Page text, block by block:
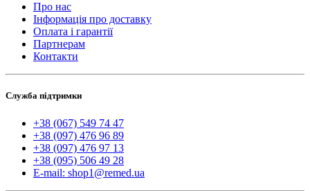
Про нас
Інформація про доставку
Оплата і гарантії
Партнерам
Контакти
Служба підтримки
+38 (067) 549 74 47
+38 (097) 476 96 89
+38 (097) 476 97 13
+38 (095) 506 49 28
E-mail: shop1@remed.ua